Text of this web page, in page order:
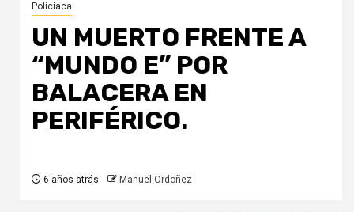
Policiaca
UN MUERTO FRENTE A
“MUNDO E” POR
BALACERA EN
PERIFÉRICO.
6 años atrás Manuel Ordoñez